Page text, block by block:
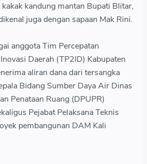
kandung mantan Bupati Blitar,
juga dengan sapaan Mak Rini.
anggota Tim Percepatan
Daerah (TP2ID) Kabupaten
aliran dana dari tersangka
Bidang Sumber Daya Air Dinas
Penataan Ruang (DPUPR)
Pejabat Pelaksana Teknis
pembangunan DAM Kali